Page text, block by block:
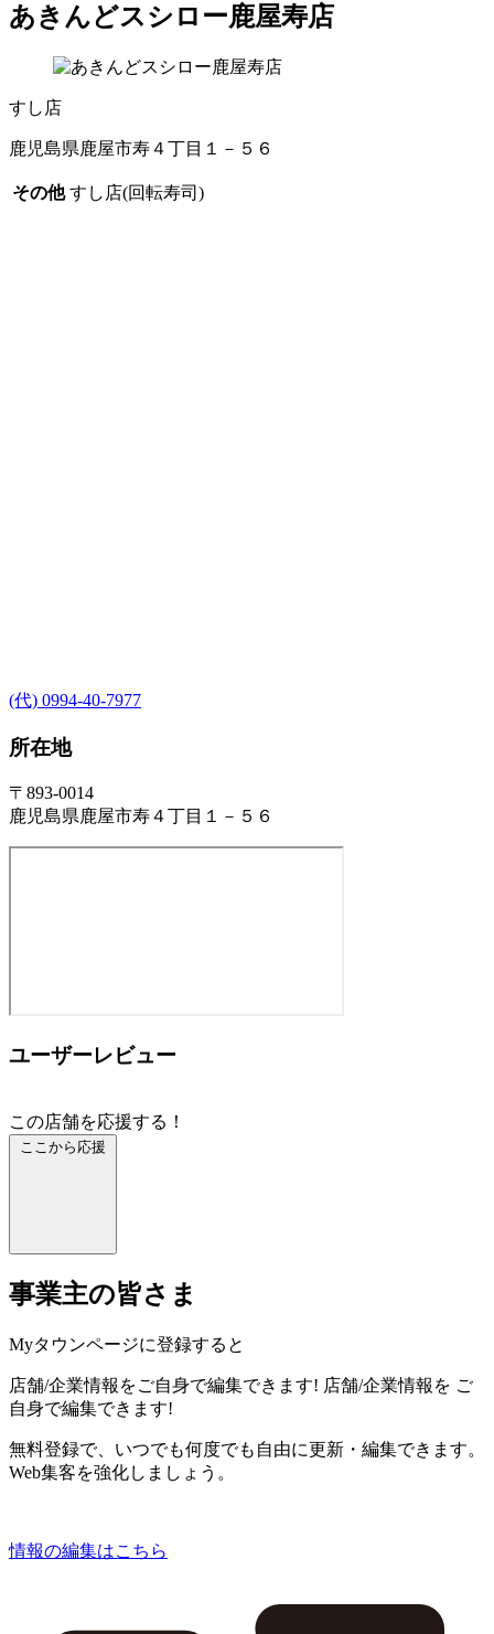
あきんどスシロー鹿屋寿店
すし店
鹿児島県鹿屋市寿４丁目１－５６
その他 すし店(回転寿司)
(代) 0994-40-7977
所在地
〒893-0014
鹿児島県鹿屋市寿４丁目１－５６
ユーザーレビュー
この店舗を応援する！
ここから応援
事業主の皆さま
Myタウンページに登録すると
店舗/企業情報をご自身で編集できます! 店舗/企業情報を ご
自身で編集できます!
無料登録で、いつでも何度でも自由に更新・編集できます。
Web集客を強化しましょう。
情報の編集はこちら